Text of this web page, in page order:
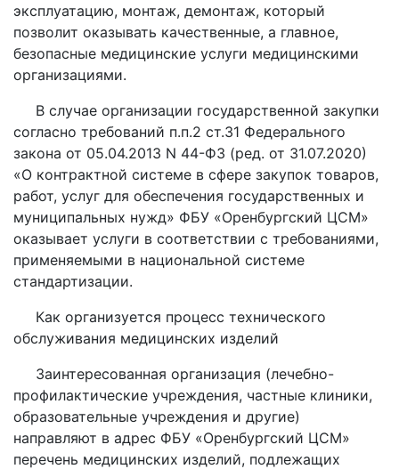
эксплуатацию, монтаж, демонтаж, который
позволит оказывать качественные, а главное,
безопасные медицинские услуги медицинскими
организациями.
В случае организации государственной закупки
согласно требований п.п.2 ст.31 Федерального
закона от 05.04.2013 N 44-ФЗ (ред. от 31.07.2020)
«О контрактной системе в сфере закупок товаров,
работ, услуг для обеспечения государственных и
муниципальных нужд» ФБУ «Оренбургский ЦСМ»
оказывает услуги в соответствии с требованиями,
применяемыми в национальной системе
стандартизации.
Как организуется процесс технического
обслуживания медицинских изделий
Заинтересованная организация (лечебно-
профилактические учреждения, частные клиники,
образовательные учреждения и другие)
направляют в адрес ФБУ «Оренбургский ЦСМ»
перечень медицинских изделий, подлежащих